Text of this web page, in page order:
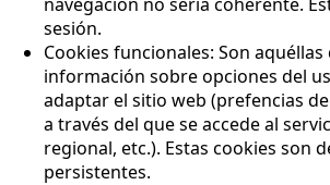
sesión.
Cookies funcionales: Son
información sobre opciones del
adaptar el sitio web (prefencias
a través del que se accede al
regional, etc.). Estas cookies son
persistentes.